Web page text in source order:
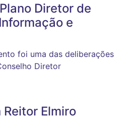
Diretor de
e
foi uma das deliberações
Diretor
Elmiro